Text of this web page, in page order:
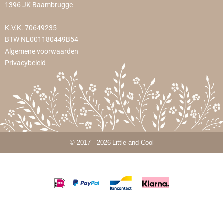
1396 JK Baambrugge
K.V.K. 70649235
BTW NL001180449B54
Algemene voorwaarden
Privacybeleid
© 2017 - 2026 Little and Cool